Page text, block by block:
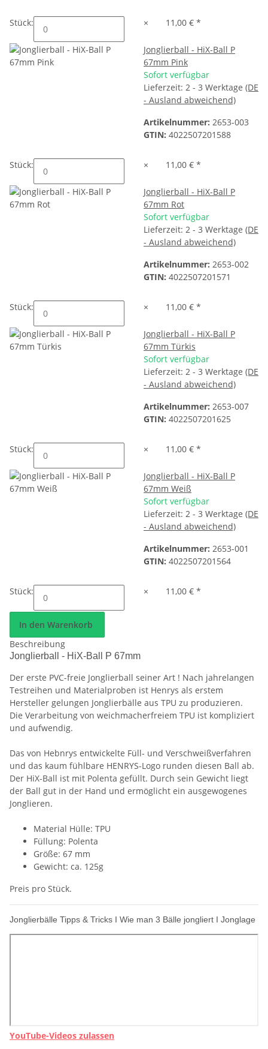
Stück: × 11,00 €*
Jonglierball - HiX-Ball P
67mm Pink
Sofort verfügbar
Lieferzeit: 2 - 3 Werktage (DE
- Ausland abweichend)
Artikelnummer: 2653-003
GTIN: 4022507201588
Stück: × 11,00 €*
Jonglierball - HiX-Ball P
67mm Rot
Sofort verfügbar
Lieferzeit: 2 - 3 Werktage (DE
- Ausland abweichend)
Artikelnummer: 2653-002
GTIN: 4022507201571
Stück: × 11,00 €*
Jonglierball - HiX-Ball P
67mm Türkis
Sofort verfügbar
Lieferzeit: 2 - 3 Werktage (DE
- Ausland abweichend)
Artikelnummer: 2653-007
GTIN: 4022507201625
Stück: × 11,00 €*
Jonglierball - HiX-Ball P
67mm Weiß
Sofort verfügbar
Lieferzeit: 2 - 3 Werktage (DE
- Ausland abweichend)
Artikelnummer: 2653-001
GTIN: 4022507201564
Stück: × 11,00 €*
In den Warenkorb
Beschreibung
Jonglierball - HiX-Ball P 67mm
Der erste PVC-freie Jonglierball seiner Art ! Nach jahrelangen
Testreihen und Materialproben ist Henrys als erstem
Hersteller gelungen Jonglierbälle aus TPU zu produzieren.
Die Verarbeitung von weichmacherfreiem TPU ist kompliziert
und aufwendig.
Das von Hebnrys entwickelte Füll- und Verschweißverfahren
und das kaum fühlbare HENRYS-Logo runden diesen Ball ab.
Der HiX-Ball ist mit Polenta gefüllt. Durch sein Gewicht liegt
der Ball gut in der Hand und ermöglicht ein ausgewogenes
Jonglieren.
Material Hülle: TPU
Füllung: Polenta
Größe: 67 mm
Gewicht: ca. 125g
Preis pro Stück.
Jonglierbälle Tipps & Tricks I Wie man 3 Bälle jongliert I Jonglage
YouTube-Videos zulassen